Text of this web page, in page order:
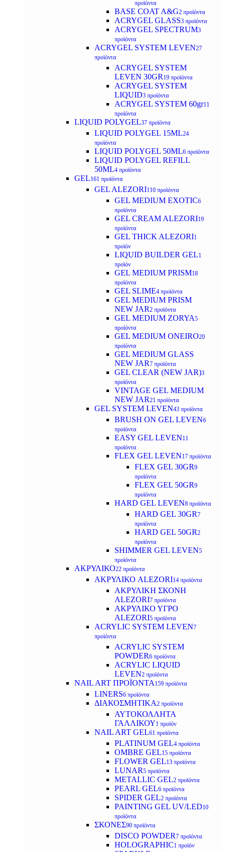
προϊόντα
BASE COAT A&G2 προϊόντα
ACRYGEL GLASS3 προϊόντα
ACRYGEL SPECTRUM3
προϊόντα
ACRYGEL SYSTEM LEVEN27
προϊόντα
ACRYGEL SYSTEM
LEVEN 30GR 19 προϊόντα
ACRYGEL SYSTEM
LIQUID3 προϊόντα
ACRYGEL SYSTEM 60gr11
προϊόντα
LIQUID POLYGEL37 προϊόντα
LIQUID POLYGEL 15ML24
προϊόντα
LIQUID POLYGEL 50ML6 προϊόντα
LIQUID POLYGEL REFILL
50ML4 προϊόντα
GEL161 προϊόντα
GEL ALEZORI110 προϊόντα
GEL MEDIUM EXOTIC6
προϊόντα
GEL CREAM ALEZORI19
προϊόντα
GEL THICK ALEZORI1
προϊόν
LIQUID BUILDER GEL1
προϊόν
GEL MEDIUM PRISM18
προϊόντα
GEL SLIME4 προϊόντα
GEL MEDIUM PRISM
NEW JAR2 προϊόντα
GEL MEDIUM ZORYA5
προϊόντα
GEL MEDIUM ONEIRO20
προϊόντα
GEL MEDIUM GLASS
NEW JAR7 προϊόντα
GEL CLEAR (NEW JAR)3
προϊόντα
VINTAGE GEL MEDIUM
NEW JAR21 προϊόντα
GEL SYSTEM LEVEN43 προϊόντα
BRUSH ON GEL LEVEN6
προϊόντα
EASY GEL LEVEN11
προϊόντα
FLEX GEL LEVEN17 προϊόντα
FLEX GEL 30GR9
προϊόντα
FLEX GEL 50GR9
προϊόντα
HARD GEL LEVEN8 προϊόντα
HARD GEL 30GR7
προϊόντα
HARD GEL 50GR2
προϊόντα
SHIMMER GEL LEVEN5
προϊόντα
ΑΚΡΥΛΙΚΟ22 προϊόντα
ΑΚΡΥΛΙΚΟ ALEZORI14 προϊόντα
ΑΚΡΥΛΙΚΗ ΣΚΟΝΗ
ALEZORI7 προϊόντα
ΑΚΡΥΛΙΚΟ ΥΓΡΟ
ALEZORI5 προϊόντα
ACRYLIC SYSTEM LEVEN7
προϊόντα
ACRYLIC SYSTEM
POWDER6 προϊόντα
ACRYLIC LIQUID
LEVEN2 προϊόντα
NAIL ART ΠΡΟΪΟΝΤΑ 159 προϊόντα
LINERS6 προϊόντα
ΔΙΑΚΟΣΜΗΤΙΚΑ2 προϊόντα
ΑΥΤΟΚΟΛΛΗΤΑ
ΓΑΛΛΙΚΟΥ1 προϊόν
NAIL ART GEL61 προϊόντα
PLATINUM GEL4 προϊόντα
OMBRE GEL15 προϊόντα
FLOWER GEL13 προϊόντα
LUNAR5 προϊόντα
METALLIC GEL2 προϊόντα
PEARL GEL6 προϊόντα
SPIDER GEL2 προϊόντα
PAINTING GEL UV/LED10
προϊόντα
ΣΚΟΝΕΣ90 προϊόντα
DISCO POWDER7 προϊόντα
HOLOGRAPHIC1 προϊόν